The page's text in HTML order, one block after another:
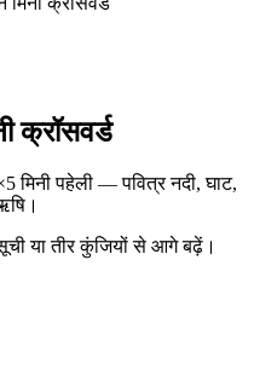
क्रॉसवर्ड
मिनी पहेली — पवित्र नदी, घाट,
या तीर कुंजियों से आगे बढ़ें।